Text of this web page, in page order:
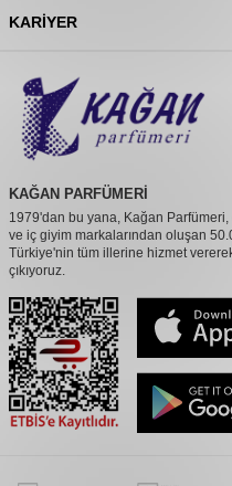
KARIYER
KAĞAN PARFÜMERİ
1979'dan bu yana, Kağan Parfümeri,
ve iç giyim markalarından oluşan
Türkiye'nin tüm illerine hizmet
çıkıyoruz.